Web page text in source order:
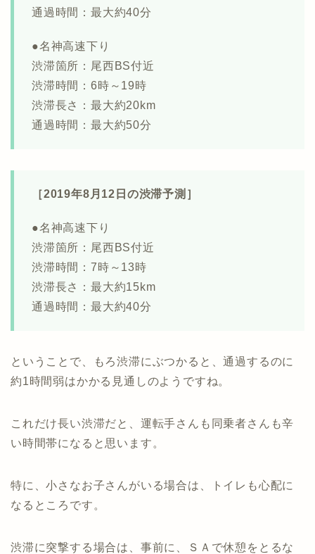
通過時間：最大約40分
●名神高速下り
渋滞箇所：尾西BS付近
渋滞時間：6時～19時
渋滞長さ：最大約20km
通過時間：最大約50分
［2019年8月12日の渋滞予測］
●名神高速下り
渋滞箇所：尾西BS付近
渋滞時間：7時～13時
渋滞長さ：最大約15km
通過時間：最大約40分
ということで、もろ渋滞にぶつかると、通過するのに
約1時間弱はかかる見通しのようですね。
これだけ長い渋滞だと、運転手さんも同乗者さんも辛
い時間帯になると思います。
特に、小さなお子さんがいる場合は、トイレも心配に
なるところです。
渋滞に突撃する場合は、事前に、ＳＡで休憩をとるな